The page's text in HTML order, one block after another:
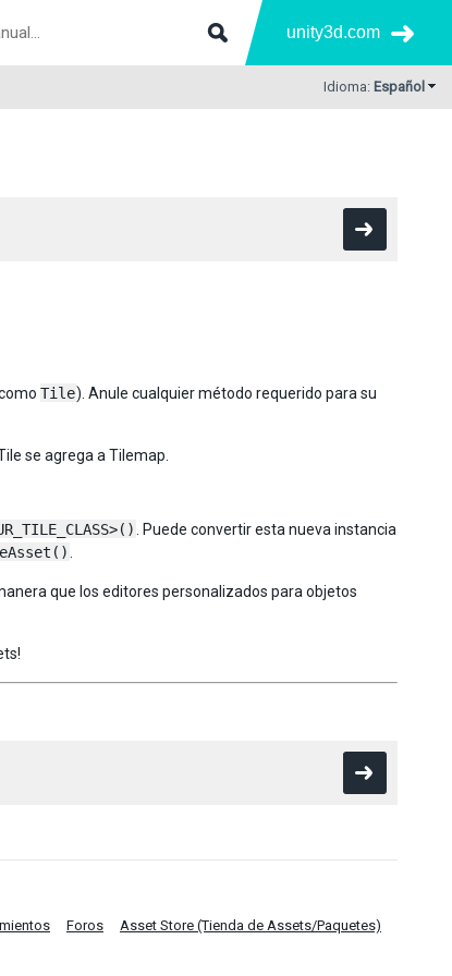
unity3d.com
Idioma: Español
Tile). Anule cualquier método requerido para su
se agrega a Tilemap.
. Puede convertir esta nueva instancia
que los editores personalizados para objetos
Foros Asset Store (Tienda de Assets/Paquetes)